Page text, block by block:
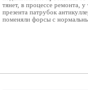
тянет, в процессе ремонта,
презента патрубок
поменяли форсы с